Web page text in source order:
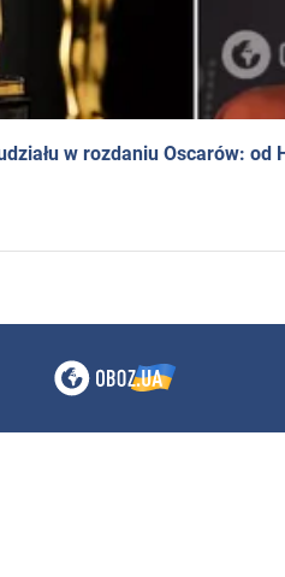
w rozdaniu Oscarów: od